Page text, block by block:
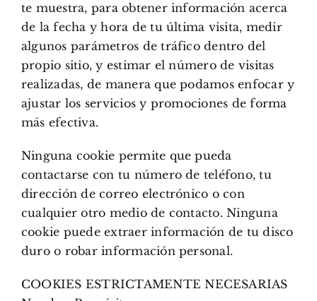
te muestra, para obtener información acerca
de la fecha y hora de tu última visita, medir
algunos parámetros de tráfico dentro del
propio sitio, y estimar el número de visitas
realizadas, de manera que podamos enfocar y
ajustar los servicios y promociones de forma
más efectiva.
Ninguna cookie permite que pueda
contactarse con tu número de teléfono, tu
dirección de correo electrónico o con
cualquier otro medio de contacto. Ninguna
cookie puede extraer información de tu disco
duro o robar información personal.
COOKIES ESTRICTAMENTE NECESARIAS